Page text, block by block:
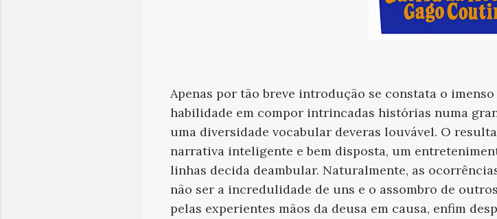
Apenas por tão breve introdução se constata o
habilidade em compor intrincadas histórias numa
uma diversidade vocabular deveras louvável. O
narrativa inteligente e bem disposta, um
linhas decida deambular. Naturalmente, as
não ser a incredulidade de uns e o assombro de
pelas experientes mãos da deusa em causa, enfim